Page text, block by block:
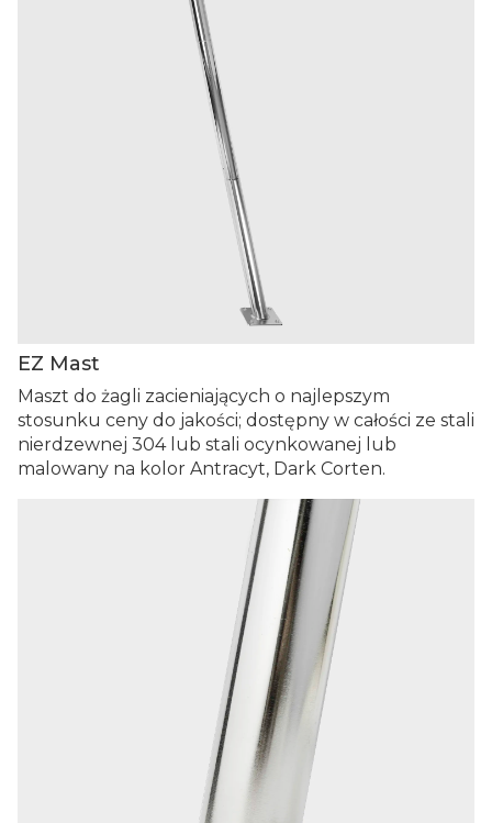
EZ Mast
Maszt do żagli zacieniających o najlepszym
stosunku ceny do jakości; dostępny w całości ze stali
nierdzewnej 304 lub stali ocynkowanej lub
malowany na kolor Antracyt, Dark Corten.